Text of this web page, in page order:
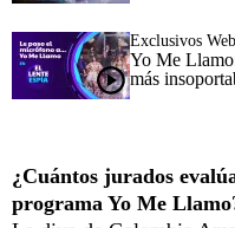
Exclusivos Web
Yo Me
más
¿Cuántos jurados
programa Yo Me